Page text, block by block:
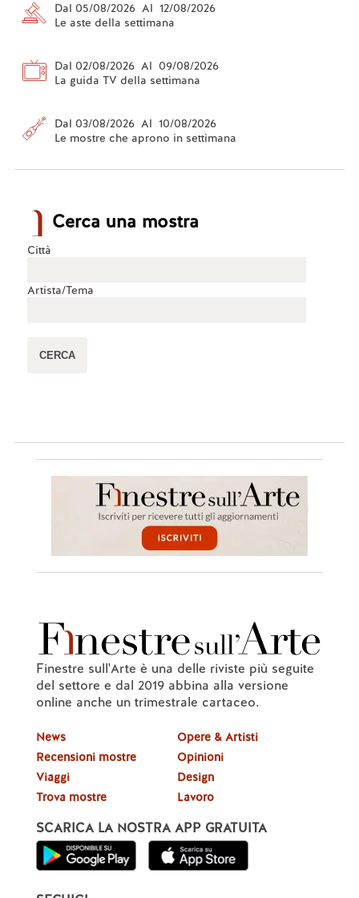
Dal 05/08/2026 Al 12/08/2026
Le aste della settimana
Dal 02/08/2026 Al 09/08/2026
La guida TV della settimana
Dal 03/08/2026 Al 10/08/2026
Le mostre che aprono in settimana
Cerca una mostra
Città
Artista/Tema
Finestre sull'Arte è una delle riviste più seguite
del settore e dal 2019 abbina alla versione
online anche un trimestrale cartaceo.
News
Recensioni mostre
Viaggi
Trova mostre
Opere & Artisti
Opinioni
Design
Lavoro
SCARICA LA NOSTRA APP GRATUITA